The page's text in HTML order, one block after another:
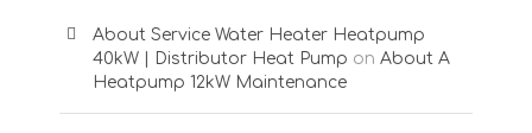
About Service Water Heater Heatpump
40kW | Distributor Heat Pump on About A
Heatpump 12kW Maintenance